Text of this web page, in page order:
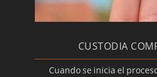
CUSTODIA
Cuando se inicia el